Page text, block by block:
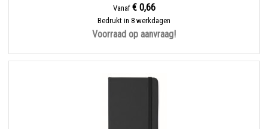
Vanaf € 0,66
Bedrukt in 8 werkdagen
Voorraad op aanvraag!